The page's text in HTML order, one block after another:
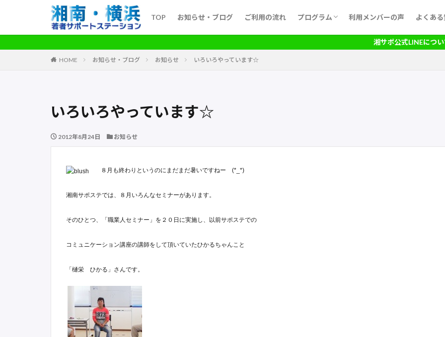
TOP お知らせ・ブログ ご利用の流れ プログラム 利用メンバーの声 よくあ
湘サポ公式LINEについての
HOME お知らせ・ブログ お知らせ いろいろやっています☆
いろいろやっています☆
2012年8月24日 お知らせ
８月も終わりというのにまだまだ暑いですねー (*_*)
湘南サポステでは、８月いろんなセミナーがあります。
そのひとつ、「職業人セミナー」を２０日に実施し、以前サポステでの
コミュニケーション講座の講師をして頂いていたひかるちゃんこと
「樋栄 ひかる」さんです。